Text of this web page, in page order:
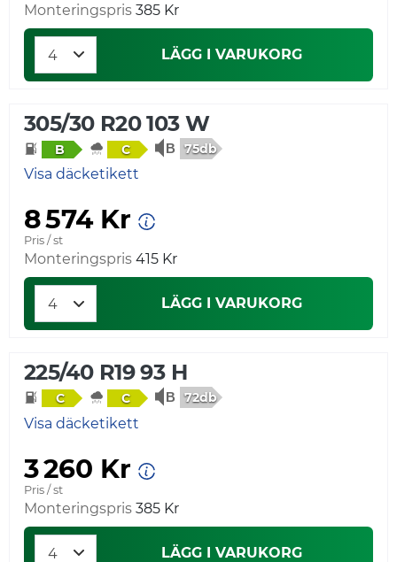
Monteringspris 385 Kr
LÄGG I VARUKORG
305/30 R20 103 W
B C 75db
Visa däcketikett
8 574 Kr
Pris / st
Monteringspris 415 Kr
LÄGG I VARUKORG
225/40 R19 93 H
C C 72db
Visa däcketikett
3 260 Kr
Pris / st
Monteringspris 385 Kr
LÄGG I VARUKORG